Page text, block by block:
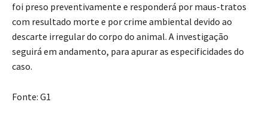
foi preso preventivamente e responderá por maus-tratos
com resultado morte e por crime ambiental devido ao
descarte irregular do corpo do animal. A investigação
seguirá em andamento, para apurar as especificidades do
caso.
Fonte: G1